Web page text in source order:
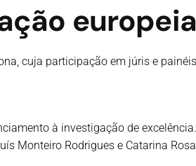
europeia
cuja participação em júris e
à investigação de
Monteiro Rodrigues e Catarina